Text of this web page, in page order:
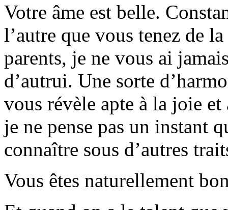
Votre âme est belle.
l’autre que vous tenez de
parents, je ne vous ai
d’autrui. Une sorte
vous révèle apte à la joie
je ne pense pas un instant
connaître sous d’autres
Vous êtes naturellement